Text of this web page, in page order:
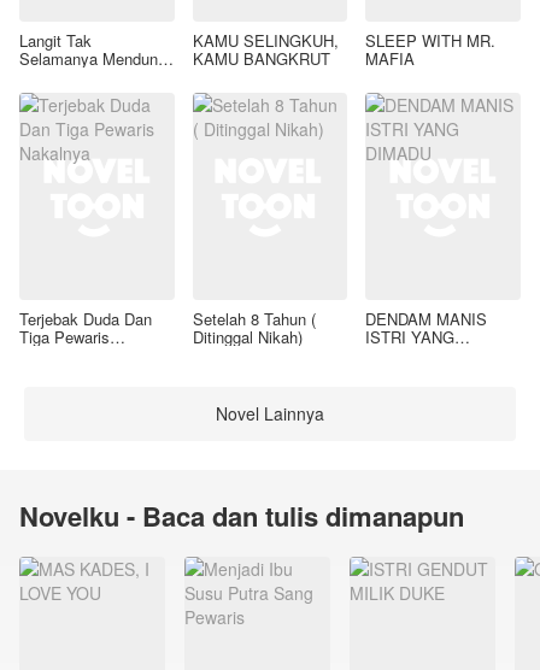
Langit Tak
Selamanya Mendung,
KAMU SELINGKUH,
KAMU BANGKRUT
SLEEP WITH MR.
MAFIA
Terjebak Duda Dan
Tiga Pewaris
Setelah 8 Tahun (
Ditinggal Nikah)
DENDAM MANIS
ISTRI YANG
Novel Lainnya
Novelku - Baca dan tulis dimanapun